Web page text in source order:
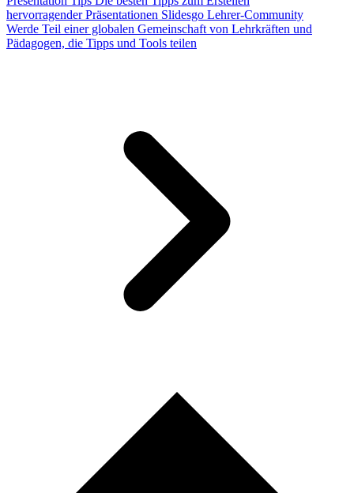
hervorragender Präsentationen Slidesgo Lehrer-Community
Werde Teil einer globalen Gemeinschaft von Lehrkräften und
Pädagogen, die Tipps und Tools teilen